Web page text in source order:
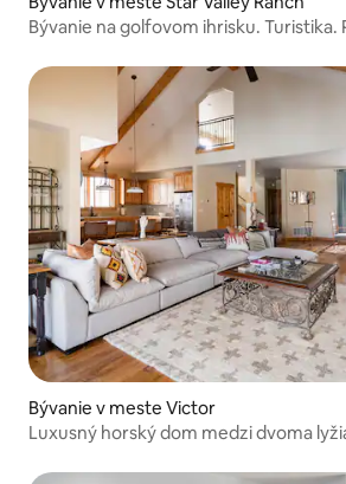
Bývanie na golfovom ihrisku. Turistika.
Bývanie v meste Victor
Luxusný horský dom medzi dvoma